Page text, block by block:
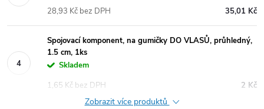
35,01 Kč
28,93 Kč bez DPH
Spojovací komponent, na gumičky DO VLASŮ, průhledný,
1.5 cm, 1ks
Skladem
2 Kč
1,65 Kč bez DPH
Zobrazit více produktů